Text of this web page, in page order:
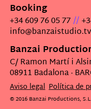
Booking
+34 609 76 05 77//
info@banzaistudio.tv
Banzai
C/ Ramon Martí i
08911 Badalona ·
Aviso legal Política de
© 2016 Banzai Productions,